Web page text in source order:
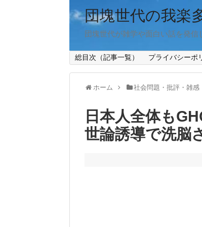
団塊世代の我楽
団塊世代が雑学や面白い話を発信
総目次（記事一覧） プライバシーポ
ホーム 社会問題・批評・雑感
日本人全体も
世論誘導で洗脳